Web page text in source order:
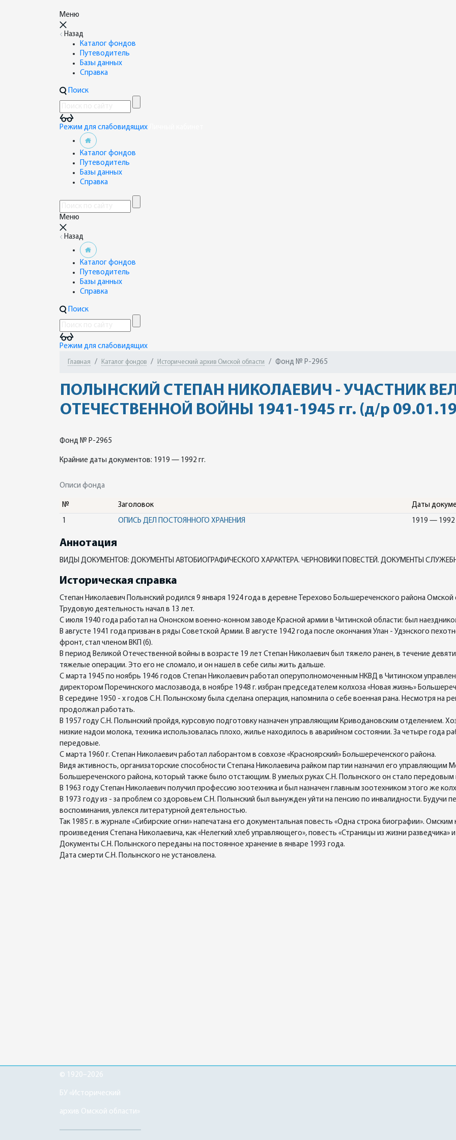
Меню
Назад
Каталог фондов
Путеводитель
Базы данных
Справка
Поиск
Режим для слабовидящих
Каталог фондов
Путеводитель
Базы данных
Справка
Меню
Назад
Каталог фондов
Путеводитель
Базы данных
Справка
Поиск
Режим для слабовидящих
Главная Каталог фондов Исторический архив Омской области Фонд № Р-2965
ПОЛЫНСКИЙ СТЕПАН НИКОЛАЕВИЧ - УЧАСТНИК
ОТЕЧЕСТВЕННОЙ ВОЙНЫ 1941-1945 гг. (д/р
Фонд № Р-2965
Крайние даты документов: 1919 — 1992 гг.
Описи фонда
№ Заголовок Даты
1 ОПИСЬ ДЕЛ ПОСТОЯННОГО ХРАНЕНИЯ 1919 — 1992
Аннотация
ВИДЫ ДОКУМЕНТОВ: ДОКУМЕНТЫ АВТОБИОГРАФИЧЕСКОГО ХАРАКТЕРА. ЧЕРНОВИКИ ПОВЕСТЕЙ. ДОКУМЕНТЫ
Историческая справка
Степан Николаевич Полынский родился 9 января 1924 года в деревне Терехово Большереченского района Омской
Трудовую деятельность начал в 13 лет.
С июля 1940 года работал на Ононском военно-конном заводе Красной армии в Читинской области: был
В августе 1941 года призван в ряды Советской Армии. В августе 1942 года после окончания Улан - Удэнского
фронт, стал членом ВКП (б).
В период Великой Отечественной войны в возрасте 19 лет Степан Николаевич был тяжело ранен, в течение
тяжелые операции. Это его не сломало, и он нашел в себе силы жить дальше.
С марта 1945 по ноябрь 1946 годов Степан Николаевич работал оперуполномоченным НКВД в Читинском
директором Поречинского маслозавода, в ноябре 1948 г. избран председателем колхоза «Новая жизнь»
В середине 1950 - х годов С.Н. Полынскому была сделана операция, напомнила о себе военная рана. Несмотря на
продолжал работать.
В 1957 году С.Н. Полынский пройдя, курсовую подготовку назначен управляющим Криводановским отделением.
низкие надои молока, техника использовалась плохо, жилье находилось в аварийном состоянии. За четыре года
передовые.
С марта 1960 г. Степан Николаевич работал лаборантом в совхозе «Красноярский» Большереченского района.
Видя активность, организаторские способности Степана Николаевича райком партии назначил его управляющим
Большереченского района, который также было отстающим. В умелых руках С.Н. Полынского он стало передовым
В 1963 году Степан Николаевич получил профессию зоотехника и был назначен главным зоотехником этого же
В 1973 году из - за проблем со здоровьем С.Н. Полынский был вынужден уйти на пенсию по инвалидности. Будучи
воспоминания, увлекся литературной деятельностью.
Так 1985 г. в журнале «Сибирские огни» напечатана его документальная повесть «Одна строка биографии».
произведения Степана Николаевича, как «Нелегкий хлеб управляющего», повесть «Страницы из жизни разведчика»
Документы С.Н. Полынского переданы на постоянное хранение в январе 1993 года.
Дата смерти С.Н. Полынского не установлена.
© 1920–2026
БУ «Исторический
архив Омской области»